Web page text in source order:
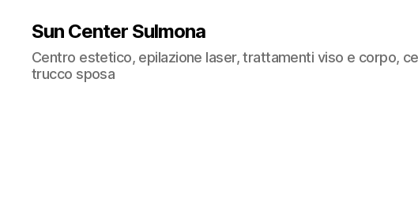
Sun Center Sulmona
Centro estetico, epilazione laser, trattamenti viso e corpo,
trucco sposa